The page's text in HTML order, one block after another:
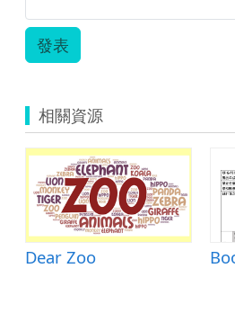
發表
相關資源
Dear Zoo